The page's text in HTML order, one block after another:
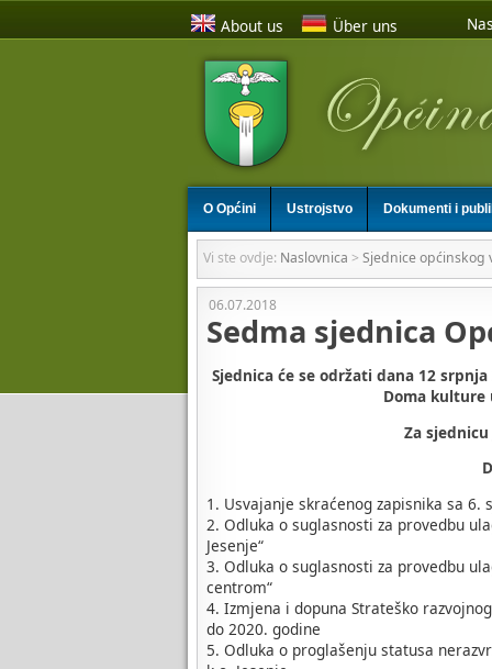
About us Über uns
O Općini Ustrojstvo Dokumenti i
Vi ste ovdje: Naslovnica > Sjednice općinskog
06.07.2018
Sedma sjednica
Sjednica će se održati dana 12
Doma kulture
Za
1. Usvajanje skraćenog zapisnika sa 6.
2. Odluka o suglasnosti za provedbu
Jesenje“
3. Odluka o suglasnosti za provedbu
centrom“
4. Izmjena i dopuna Strateško
do 2020. godine
5. Odluka o proglašenju statusa